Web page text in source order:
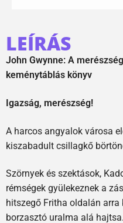
LEÍRÁS
John Gwynne: A
keménytáblás könyv
Igazság, merészség!
A harcos angyalok városa
kiszabadult csillagkő
Szörnyek és szektások,
rémségek gyülekeznek a
hitszegő Fritha oldalán
borzasztó uralma alá hajtsa.